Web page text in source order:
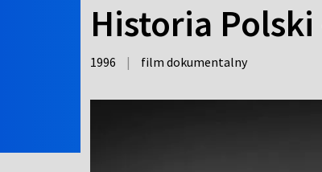
Historia
1996 | film dokumentalny